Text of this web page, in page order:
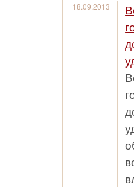
18.09.2013